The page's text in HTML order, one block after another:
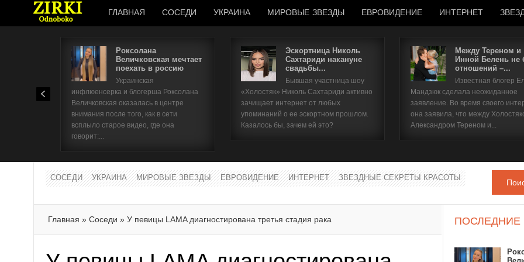
ГЛАВНАЯ СОСЕДИ УКРАИНА МИРОВЫЕ ЗВЕЗДЫ ЕВРОВИДЕНИЕ ИНТЕРНЕТ
Роксолана
Величковская мечтает
поехать в россию
Украинская
инфлюенсерка и блогерша Роксолана
Величковская оказалась в центре
внимания после того, как в сети
всплыло старое видео, где она
говорит:...
Эскортница Николь
Сахтариди накануне
свадьбы...
Бывшая участница шоу
«Холостяк» Николь Сахтариди активно
зачищает интернет от любых
упоминаний о ее эскортном прошлом.
Казалось бы, зачем ей это?
Между Тереном и
Инной Белень не
отношений –...
Известная блогер
Мандзюк сделала неожиданное
заявление. Во время своего
она заявила, что между
Александром Тереном и...
СОСЕДИ УКРАИНА МИРОВЫЕ ЗВЕЗДЫ ЕВРОВИДЕНИЕ ИНТЕРНЕТ ЗВЕЗДНЫЕ СЕКРЕТЫ КРАСОТЫ
Главная » Соседи » У певицы LAMA диагностирована третья стадия рака ПОСЛЕДНИЕ
Имя пользователя
Забыли имя пользователя?